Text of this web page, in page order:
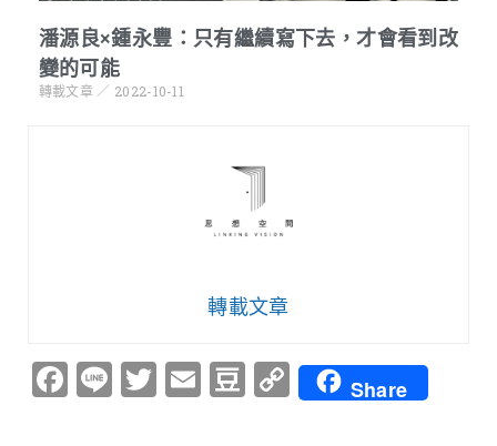
潘源良×鍾永豐：只有繼續寫下去，才會看到改
變的可能
轉載文章 2022-10-11
轉載文章
Facebook
LineTwitter
EmailDouban
CopyShare